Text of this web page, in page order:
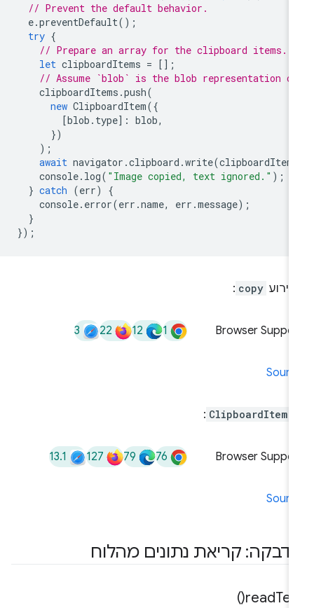
// Prevent the default behavior.
e.preventDefault
try
// Prepare an array for the clipboard items.
let clipboardItems =
// Assume `blob` is the blob representation
clipboardItems.push
new ClipboardItem
[blob.type ]: blob
await navigator.clipboard.write(
console.log("Image copied, text ignored."
} catch (err
console.error( err.name, err.message
copy
:
Browser
1
12
22
3
ClipboardItem
:
Browser
76
79
127
13.1
קריאת נתונים מהלוח
read
)